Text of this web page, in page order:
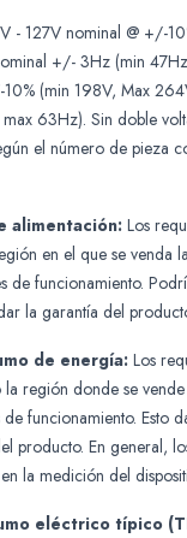
- 127V nominal @ +/-
+/- 3Hz (min
(min 198V, Max
63Hz). Sin doble
el número de pieza
alimentación:Los
en el que se venda
de funcionamiento.
la garantía del
de energía: Los
la región donde se
funcionamiento. Esto
producto. En general,
la medición del
eléctrico típico